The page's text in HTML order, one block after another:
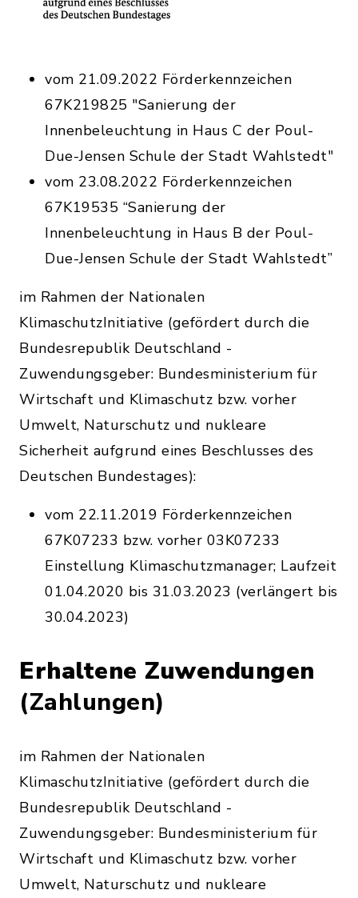
vom 21.09.2022 Förderkennzeichen
67K219825 "Sanierung der
Innenbeleuchtung in Haus C der Poul-
Due-Jensen Schule der Stadt Wahlstedt"
vom 23.08.2022 Förderkennzeichen
67K19535 “Sanierung der
Innenbeleuchtung in Haus B der Poul-
Due-Jensen Schule der Stadt Wahlstedt”
im Rahmen der Nationalen
KlimaschutzInitiative (gefördert durch die
Bundesrepublik Deutschland -
Zuwendungsgeber: Bundesministerium für
Wirtschaft und Klimaschutz bzw. vorher
Umwelt, Naturschutz und nukleare
Sicherheit aufgrund eines Beschlusses des
Deutschen Bundestages):
vom 22.11.2019 Förderkennzeichen
67K07233 bzw. vorher 03K07233
Einstellung Klimaschutzmanager; Laufzeit
01.04.2020 bis 31.03.2023 (verlängert bis
30.04.2023)
Erhaltene Zuwendungen
(Zahlungen)
im Rahmen der Nationalen
KlimaschutzInitiative (gefördert durch die
Bundesrepublik Deutschland -
Zuwendungsgeber: Bundesministerium für
Wirtschaft und Klimaschutz bzw. vorher
Umwelt, Naturschutz und nukleare